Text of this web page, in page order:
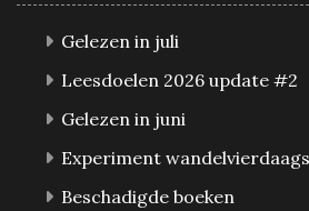
Gelezen in juli
Leesdoelen 2026 update #2
Gelezen in juni
Experiment
Beschadigde boeken